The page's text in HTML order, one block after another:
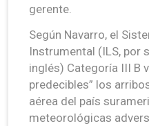
gerente.
Según Navarro, el
Instrumental (ILS, por
inglés) Categoría III B
predecibles” los
aérea del país
meteorológicas